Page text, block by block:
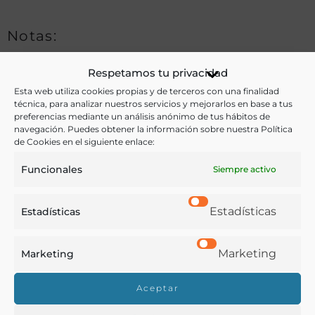
Respetamos tu privacidad
Esta web utiliza cookies propias y de terceros con una finalidad
técnica, para analizar nuestros servicios y mejorarlos en base a tus
preferencias mediante un análisis anónimo de tus hábitos de
navegación. Puedes obtener la información sobre nuestra Política
de Cookies en el siguiente enlace:
Funcionales Siempre activo
Estadísticas Estadísticas
Marketing Marketing
Aceptar
Notas:
Ver más libros de estas materias:
Alimentos,Economía y Comercio, Etiqueta